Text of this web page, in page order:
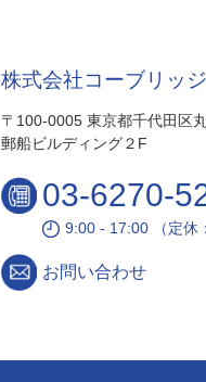
株式会社コーブリッジ
〒100-0005 東京都千代田区
郵船ビルディング２F
03-6270-
9:00 - 17:00 （定休
お問い合わせ